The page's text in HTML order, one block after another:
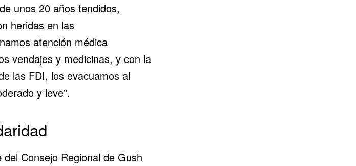
unos 20 años tendidos,
heridas en las
atención médica
vendajes y medicinas, y con la
las FDI, los evacuamos al
y leve”.
del Consejo Regional de Gush